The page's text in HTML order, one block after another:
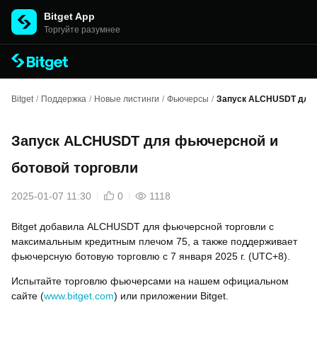
Bitget App
Торгуйте разумнее
Bitget / Поддержка / Новые листинги / Фьючерсы / Запуск ALCHUSDT
Запуск ALCHUSDT для фьючерсной и
ботовой торговли
2025-01-07 11:30 0 1118
Bitget добавила ALCHUSDT для фьючерсной торговли с
максимальным кредитным плечом 75, а также поддерживает
фьючерсную ботовую торговлю с 7 января 2025 г. (UTC+8).
Испытайте торговлю фьючерсами на нашем официальном
сайте (www.bitget.com) или приложении Bitget.